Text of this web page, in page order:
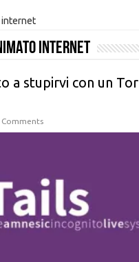
internet
internet
a stupirvi con un Tor
Comments